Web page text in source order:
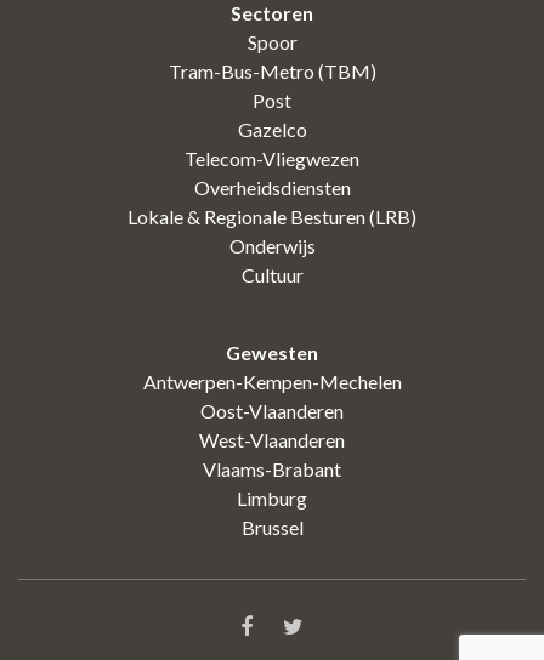
Sectoren
Spoor
Tram-Bus-Metro (TBM)
Post
Gazelco
Telecom-Vliegwezen
Overheidsdiensten
Lokale & Regionale Besturen (LRB)
Onderwijs
Cultuur
Gewesten
Antwerpen-Kempen-Mechelen
Oost-Vlaanderen
West-Vlaanderen
Vlaams-Brabant
Limburg
Brussel